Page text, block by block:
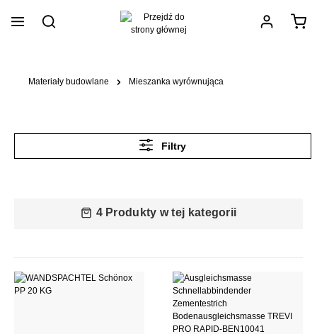
zawartości
Materiały budowlane Mieszanka wyrównująca
Filtry
4 Produkty w tej kategorii